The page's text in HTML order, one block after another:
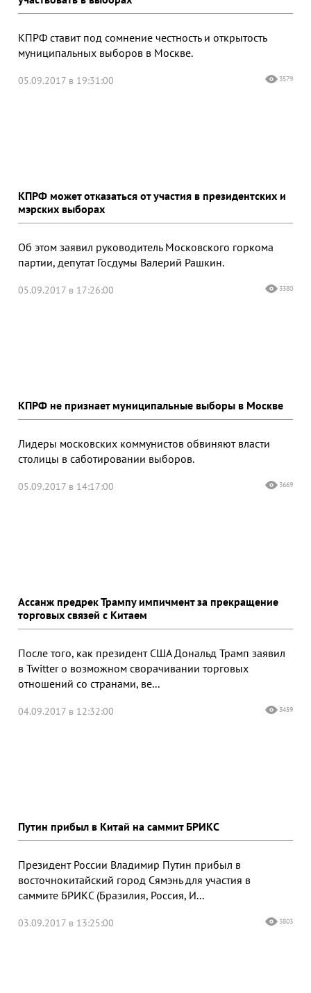
КПРФ ставит под сомнение честность и открытость
муниципальных выборов в Москве.
05.09.2017 в 19:31:00 3579
КПРФ может отказаться от участия в президентских и
мэрских выборах
Об этом заявил руководитель Московского горкома
партии, депутат Госдумы Валерий Рашкин.
05.09.2017 в 17:26:00 3380
КПРФ не признает муниципальные выборы в Москве
Лидеры московских коммунистов обвиняют власти
столицы в саботировании выборов.
05.09.2017 в 14:17:00 3669
Ассанж предрек Трампу импичмент за прекращение
торговых связей с Китаем
После того, как президент США Дональд Трамп заявил
в Twitter о возможном сворачивании торговых
отношений со странами, ве...
04.09.2017 в 12:32:00 3459
Путин прибыл в Китай на саммит БРИКС
Президент России Владимир Путин прибыл в
восточнокитайский город Сямэнь для участия в
саммите БРИКС (Бразилия, Россия, И...
03.09.2017 в 13:25:00 3803